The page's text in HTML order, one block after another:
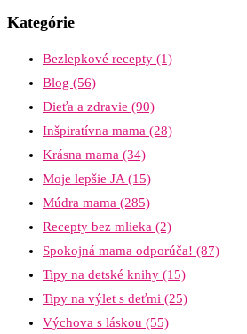
Kategórie
Bezlepkové recepty (1)
Blog (56)
Dieťa a zdravie (90)
Inšpiratívna mama (28)
Krásna mama (34)
Moje lepšie JA(15)
Múdra mama (285)
Recepty bez mlieka (2)
Spokojná mama odporúča! (87)
Tipy na detské knihy (15)
Tipy na výlet s deťmi (25)
Výchova s láskou (55)